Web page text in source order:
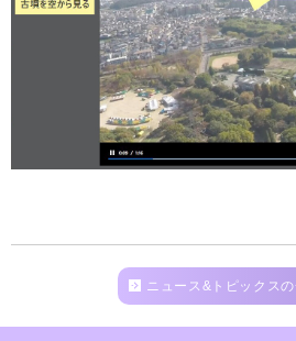
ニュース&トピックス